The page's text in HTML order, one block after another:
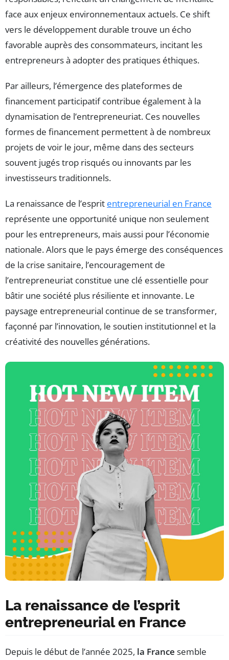
face aux enjeux environnementaux actuels. Ce shift
vers le développement durable trouve un écho
favorable auprès des consommateurs, incitant les
entrepreneurs à adopter des pratiques éthiques.
Par ailleurs, l’émergence des plateformes de
financement participatif contribue également à la
dynamisation de l’entrepreneuriat. Ces nouvelles
formes de financement permettent à de nombreux
projets de voir le jour, même dans des secteurs
souvent jugés trop risqués ou innovants par les
investisseurs traditionnels.
La renaissance de l’esprit entrepreneurial en France
représente une opportunité unique non seulement
pour les entrepreneurs, mais aussi pour l’économie
nationale. Alors que le pays émerge des conséquences
de la crise sanitaire, l’encouragement de
l’entrepreneuriat constitue une clé essentielle pour
bâtir une société plus résiliente et innovante. Le
paysage entrepreneurial continue de se transformer,
façonné par l’innovation, le soutien institutionnel et la
créativité des nouvelles générations.
La renaissance de l’esprit
entrepreneurial en France
Depuis le début de l’année 2025, la France semble